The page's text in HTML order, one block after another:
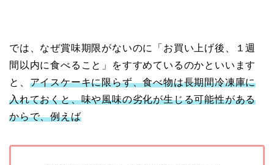
では、なぜ賞味期限がないのに「お買い上げ後、１週
間以内に食べること」をすすめているのかといいます
と、 アイスケーキに限らず、食べ物は長期間冷凍庫に
入れておくと、味や風味の劣化が生じる可能性がある
からで、例えば